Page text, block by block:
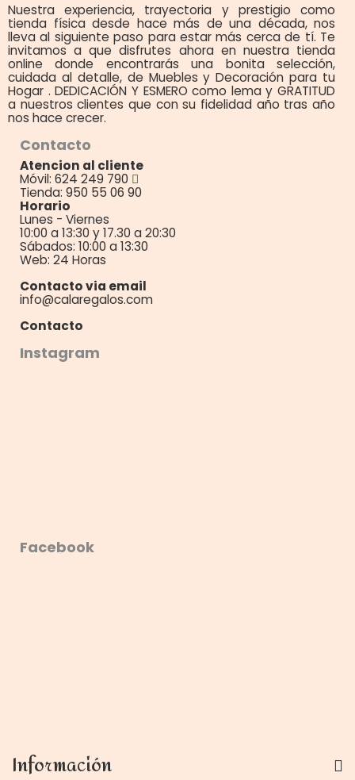
Nuestra experiencia, trayectoria y prestigio como
tienda física desde hace más de una década, nos
lleva al siguiente paso para estar más cerca de tí. Te
invitamos a que disfrutes ahora en nuestra tienda
online donde encontrarás una bonita selección,
cuidada al detalle, de Muebles y Decoración para tu
Hogar . DEDICACIÓN Y ESMERO como lema y GRATITUD
a nuestros clientes que con su fidelidad año tras año
nos hace crecer.
Contacto
Atencion al cliente
Móvil: 624 249 790
Tienda: 950 55 06 90
Horario
Lunes - Viernes
10:00 a 13:30 y 17.30 a 20:30
Sábados: 10:00 a 13:30
Web: 24 Horas
Contacto via email
info@calaregalos.com
Contacto
Instagram
Facebook
Información